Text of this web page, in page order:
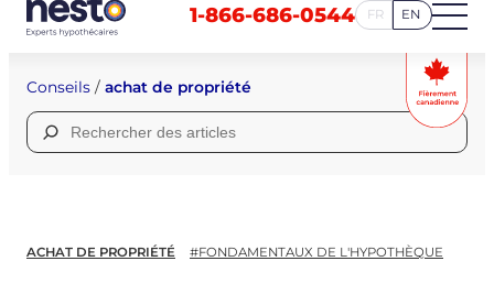
1-866-686-0544 FR EN
Conseils / achat de propriété
Rechercher :
ACHAT DE PROPRIÉTÉ #FONDAMENTAUX DE L'HYPOTHÈQUE